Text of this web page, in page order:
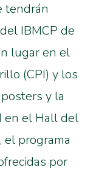
tendrán
IBMCP de
lugar en el
(CPI) y los
y la
en el Hall del
el programa
por